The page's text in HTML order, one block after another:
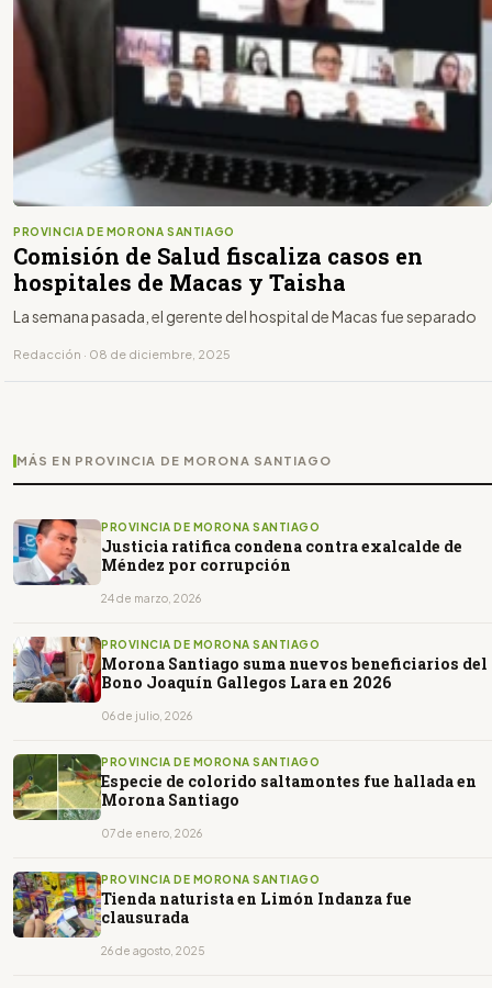
PROVINCIA DE MORONA SANTIAGO
Comisión de Salud fiscaliza casos en
hospitales de Macas y Taisha
La semana pasada, el gerente del hospital de Macas fue separado
Redacción · 08 de diciembre, 2025
MÁS EN PROVINCIA DE MORONA SANTIAGO
PROVINCIA DE MORONA SANTIAGO
Justicia ratifica condena contra exalcalde de
Méndez por corrupción
24 de marzo, 2026
PROVINCIA DE MORONA SANTIAGO
Morona Santiago suma nuevos beneficiarios del
Bono Joaquín Gallegos Lara en 2026
06 de julio, 2026
PROVINCIA DE MORONA SANTIAGO
Especie de colorido saltamontes fue hallada en
Morona Santiago
07 de enero, 2026
PROVINCIA DE MORONA SANTIAGO
Tienda naturista en Limón Indanza fue
clausurada
26 de agosto, 2025